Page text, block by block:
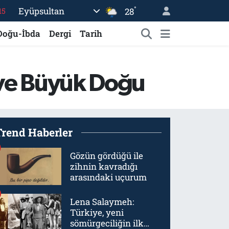
Eyüpsultan 28°
İbda Dergi Tarih
Büyük Doğu
Haberler
Gözün gördüğü ile
zihnin kavradığı
arasındaki uçurum
Lena Salaymeh:
Türkiye, yeni
sömürgeciliğin ilk